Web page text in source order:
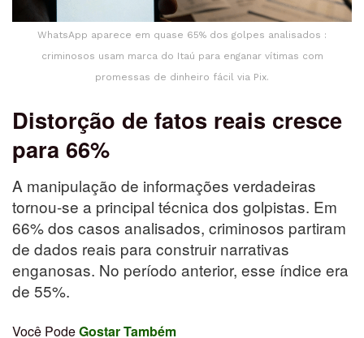
WhatsApp aparece em quase 65% dos golpes analisados :
criminosos usam marca do Itaú para enganar vítimas com
promessas de dinheiro fácil via Pix.
Distorção de fatos reais cresce
para 66%
A manipulação de informações verdadeiras
tornou-se a principal técnica dos golpistas. Em
66% dos casos analisados, criminosos partiram
de dados reais para construir narrativas
enganosas. No período anterior, esse índice era
de 55%.
Você PodeGostar Também